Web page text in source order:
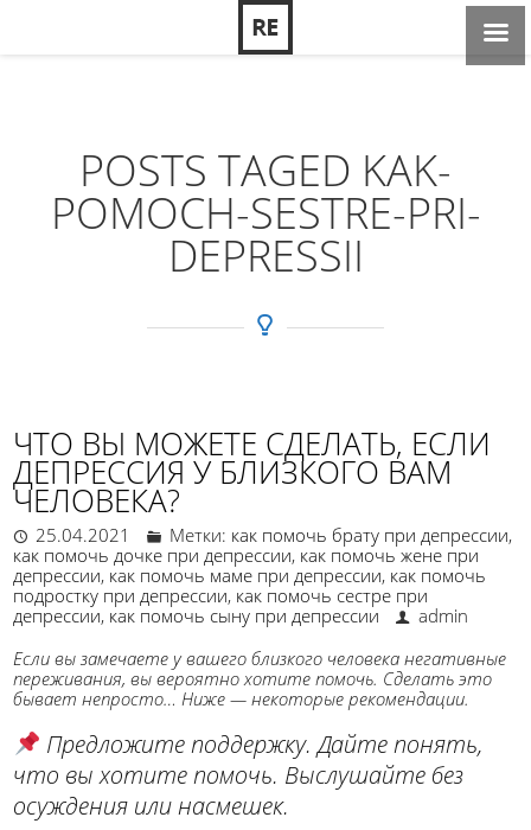
POSTS TAGED KAK-
POMOCH-SESTRE-PRI-
DEPRESSII
ЧТО ВЫ МОЖЕТЕ СДЕЛАТЬ, ЕСЛИ
ДЕПРЕССИЯ У БЛИЗКОГО ВАМ
ЧЕЛОВЕКА?
25.04.2021 Метки: как помочь брату при депрессии,
как помочь дочке при депрессии, как помочь жене при
депрессии, как помочь маме при депрессии, как помочь
подростку при депрессии, как помочь сестре при
депрессии, как помочь сыну при депрессии
admin
Если вы замечаете у вашего близкого человека негативные
переживания, вы вероятно хотите помочь. Сделать это
бывает непросто… Ниже — некоторые рекомендации.
Предложите поддержку. Дайте понять,
что вы хотите помочь. Выслушайте без
осуждения или насмешек.